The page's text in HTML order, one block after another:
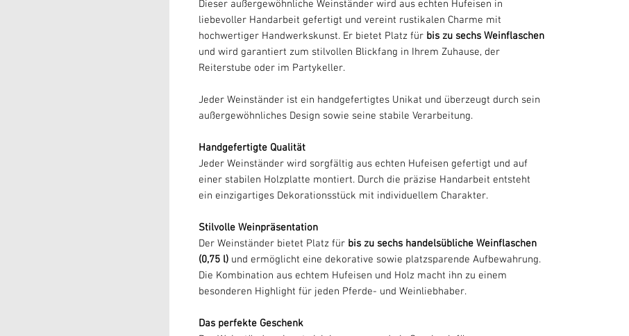
Dieser außergewöhnliche Weinständer wird aus echten Hufeisen in
liebevoller Handarbeit gefertigt und vereint rustikalen Charme mit
hochwertiger Handwerkskunst. Er bietet Platz für bis zu sechs Weinflaschen
und wird garantiert zum stilvollen Blickfang in Ihrem Zuhause, der
Reiterstube oder im Partykeller.
Jeder Weinständer ist ein handgefertigtes Unikat und überzeugt durch sein
außergewöhnliches Design sowie seine stabile Verarbeitung.
Handgefertigte Qualität
Jeder Weinständer wird sorgfältig aus echten Hufeisen gefertigt und auf
einer stabilen Holzplatte montiert. Durch die präzise Handarbeit entsteht
ein einzigartiges Dekorationsstück mit individuellem Charakter.
Stilvolle Weinpräsentation
Der Weinständer bietet Platz für bis zu sechs handelsübliche Weinflaschen
(0,75 l) und ermöglicht eine dekorative sowie platzsparende Aufbewahrung.
Die Kombination aus echtem Hufeisen und Holz macht ihn zu einem
besonderen Highlight für jeden Pferde- und Weinliebhaber.
Das perfekte Geschenk